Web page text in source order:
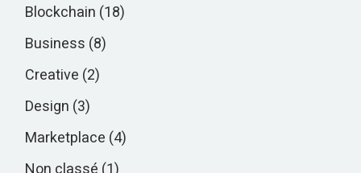
Blockchain (18)
Business (8)
Creative (2)
Design (3)
Marketplace (4)